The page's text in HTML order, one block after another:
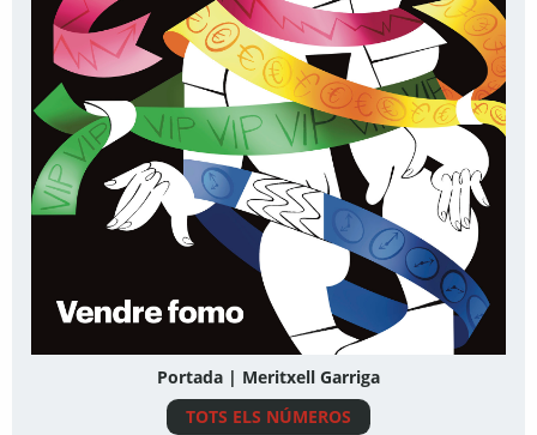
Portada | Meritxell Garriga
TOTS ELS NÚMEROS